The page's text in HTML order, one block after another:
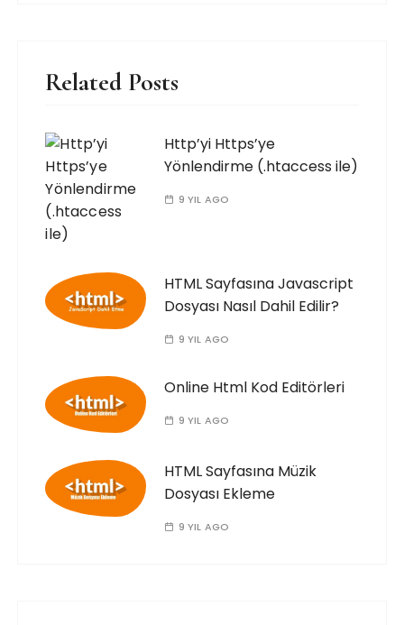
Related Posts
Http’yi Https’ye
Yönlendirme (.htaccess ile)
9 YIL AGO
HTML Sayfasına Javascript
Dosyası Nasıl Dahil Edilir?
9 YIL AGO
Online Html Kod Editörleri
9 YIL AGO
HTML Sayfasına Müzik
Dosyası Ekleme
9 YIL AGO